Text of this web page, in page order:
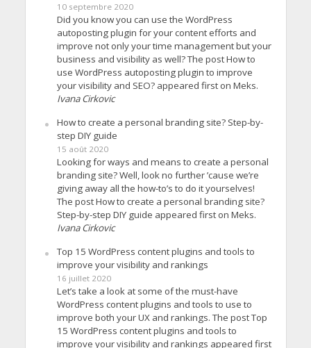
10 septembre 2020
Did you know you can use the WordPress
autoposting plugin for your content efforts and
improve not only your time management but your
business and visibility as well? The post How to
use WordPress autoposting plugin to improve
your visibility and SEO? appeared first on Meks.
Ivana Cirkovic
How to create a personal branding site? Step-by-
step DIY guide
15 août 2020
Looking for ways and means to create a personal
branding site? Well, look no further ’cause we’re
giving away all the how-to’s to do it yourselves!
The post How to create a personal branding site?
Step-by-step DIY guide appeared first on Meks.
Ivana Cirkovic
Top 15 WordPress content plugins and tools to
improve your visibility and rankings
16 juillet 2020
Let’s take a look at some of the must-have
WordPress content plugins and tools to use to
improve both your UX and rankings. The post Top
15 WordPress content plugins and tools to
improve your visibility and rankings appeared first